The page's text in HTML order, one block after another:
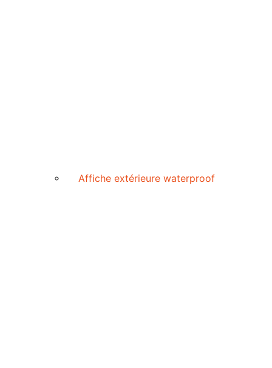
Affiche extérieure waterproof